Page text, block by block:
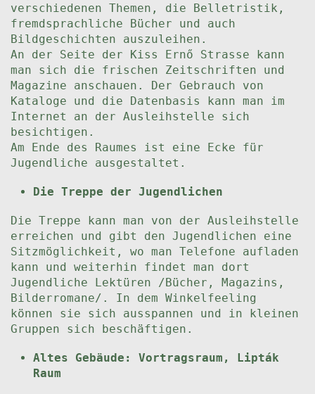
verschiedenen Themen, die Belletristik,
fremdsprachliche Bücher und auch
Bildgeschichten auszuleihen.
An der Seite der Kiss Ernő Strasse kann
man sich die frischen Zeitschriften und
Magazine anschauen. Der Gebrauch von
Kataloge und die Datenbasis kann man im
Internet an der Ausleihstelle sich
besichtigen.
Am Ende des Raumes ist eine Ecke für
Jugendliche ausgestaltet.
Die Treppe der Jugendlichen
Die Treppe kann man von der Ausleihstelle
erreichen und gibt den Jugendlichen eine
Sitzmöglichkeit, wo man Telefone aufladen
kann und weiterhin findet man dort
Jugendliche Lektüren /Bücher, Magazins,
Bilderromane/. In dem Winkelfeeling
können sie sich ausspannen und in kleinen
Gruppen sich beschäftigen.
Altes Gebäude: Vortragsraum, Lipták
Raum